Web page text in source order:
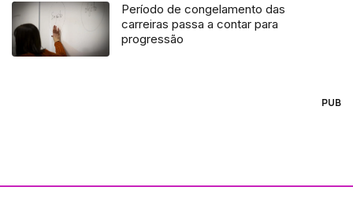
Período de congelamento das
carreiras passa a contar para
progressão
PUB